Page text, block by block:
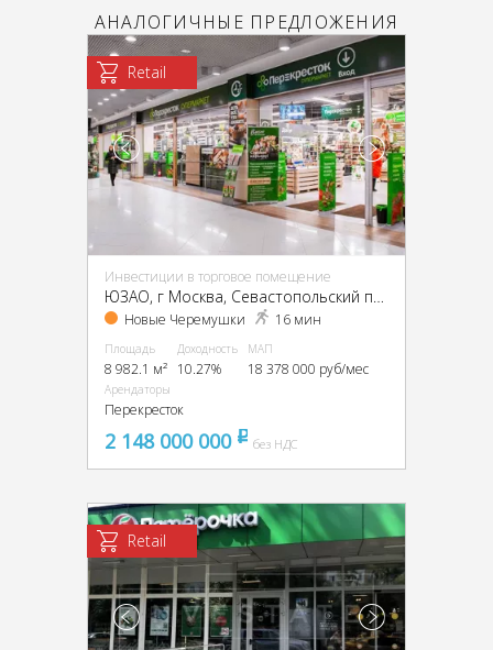
АНАЛОГИЧНЫЕ ПРЕДЛОЖЕНИЯ
Retail
Инвестиции в торговое помещение
ЮЗАО, г Москва, Севастопольский пр-т, 28, стр. 2
Новые Черемушки 16 мин
Площадь
8 982.1 м²
Доходность
10.27%
МАП
18 378 000 руб/мес
Арендаторы
Перекресток
2 148 000 000 pуббез НДС
Retail